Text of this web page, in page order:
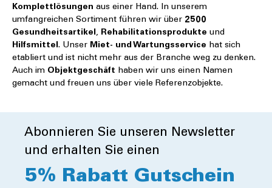
Komplettlösungen aus einer Hand. In unserem
umfangreichen Sortiment führen wir über 2500
Gesundheitsartikel, Rehabilitationsprodukte und
Hilfsmittel. Unser Miet- und Wartungsservice hat sich
etabliert und ist nicht mehr aus der Branche weg zu denken.
Auch im Objektgeschäft haben wir uns einen Namen
gemacht und freuen uns über viele Referenzobjekte.
Abonnieren Sie unseren Newsletter
und erhalten Sie einen
5% Rabatt Gutschein